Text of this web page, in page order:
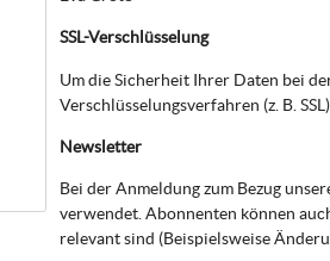
SSL-Verschlüsselung
Um die Sicherheit Ihrer Daten bei
Verschlüsselungsverfahren (z. B.
Newsletter
Bei der Anmeldung zum Bezug
verwendet. Abonnenten können
relevant sind (Beispielsweise